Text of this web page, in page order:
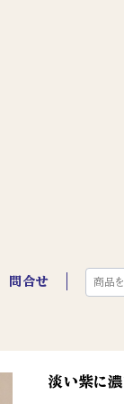
問合せ
淡い紫に